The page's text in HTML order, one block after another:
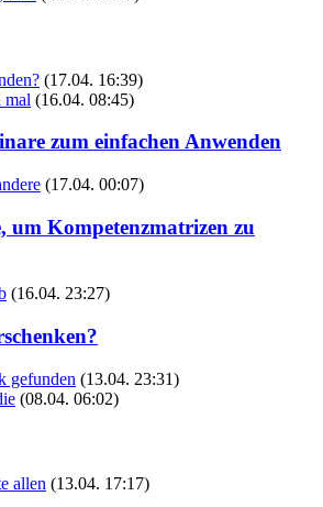
(17.04. 16:39)
mal (16.04. 08:45)
zum einfachen Anwenden
(17.04. 00:07)
um Kompetenzmatrizen zu
(16.04. 23:27)
gefunden (13.04. 23:31)
(08.04. 06:02)
allen (13.04. 17:17)